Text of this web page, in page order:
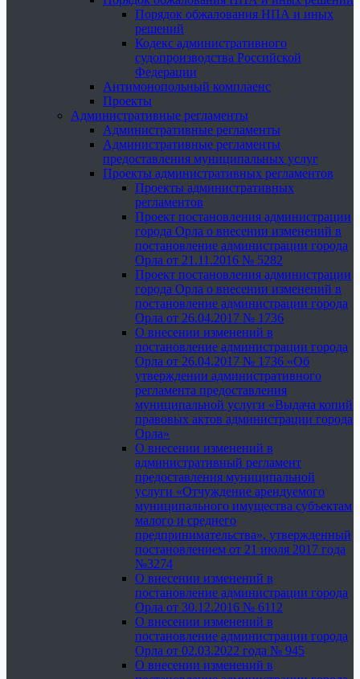
Порядок обжалования НПА и иных
решений
Кодекс административного
судопроизводства Российской
Федерации
Антимонопольный комплаенс
Проекты
Административные регламенты
Административные регламенты
Административные регламенты
предоставления муниципальных услуг
Проекты административных регламентов
Проекты административных
регламентов
Проект постановления администрации
города Орла о внесении изменений в
постановление администрации города
Орла от 21.11.2016 № 5282
Проект постановления администрации
города Орла о внесении изменений в
постановление администрации города
Орла от 26.04.2017 № 1736
О внесении изменений в
постановление администрации города
Орла от 26.04.2017 № 1736 «Об
утверждении административного
регламента предоставления
муниципальной услуги «Выдача копий
правовых актов администрации города
Орла»
О внесении изменений в
административный регламент
предоставления муниципальной
услуги «Отчуждение арендуемого
муниципального имущества субъектам
малого и среднего
предпринимательства», утвержденный
постановлением от 21 июля 2017 года
№3274
О внесении изменений в
постановление администрации города
Орла от 30.12.2016 № 6112
О внесении изменений в
постановление администрации города
Орла от 02.03.2022 года № 945
О внесении изменений в